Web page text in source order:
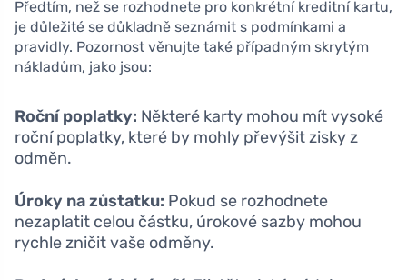
Předtím, než se rozhodnete pro konkrétní kreditní kartu,
je důležité se důkladně seznámit s podmínkami a
pravidly. Pozornost věnujte také případným skrytým
nákladům, jako jsou:
Roční poplatky: Některé karty mohou mít vysoké
roční poplatky, které by mohly převýšit zisky z
odměn.
Úroky na zůstatku: Pokud se rozhodnete
nezaplatit celou částku, úrokové sazby mohou
rychle zničit vaše odměny.